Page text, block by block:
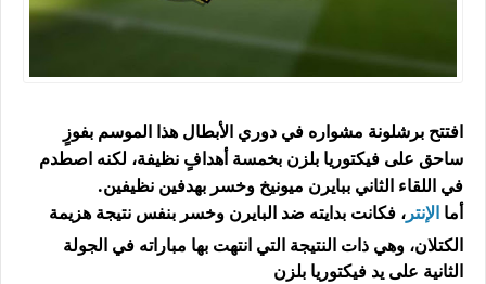
افتتح برشلونة مشواره في دوري الأبطال هذا الموسم بفوزٍ
ساحق على فيكتوريا بلزن بخمسة أهدافٍ نظيفة، لكنه اصطدم
في اللقاء الثاني ببايرن ميونيخ وخسر بهدفين نظيفين.
أما الإنتر، فكانت بدايته ضد البايرن وخسر بنفس نتيجة هزيمة
الكتلان، وهي ذات النتيجة التي انتهت بها مباراته في الجولة
الثانية على يد فيكتوريا بلزن